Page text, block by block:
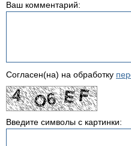
Ваш комментарий:
Согласен(на) на обработку
Введите символы с картинки: